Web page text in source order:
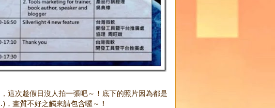
這次趁假日沒人拍一張吧～！底下的照片因為都是
畫質不好之觸來請包含囉～！